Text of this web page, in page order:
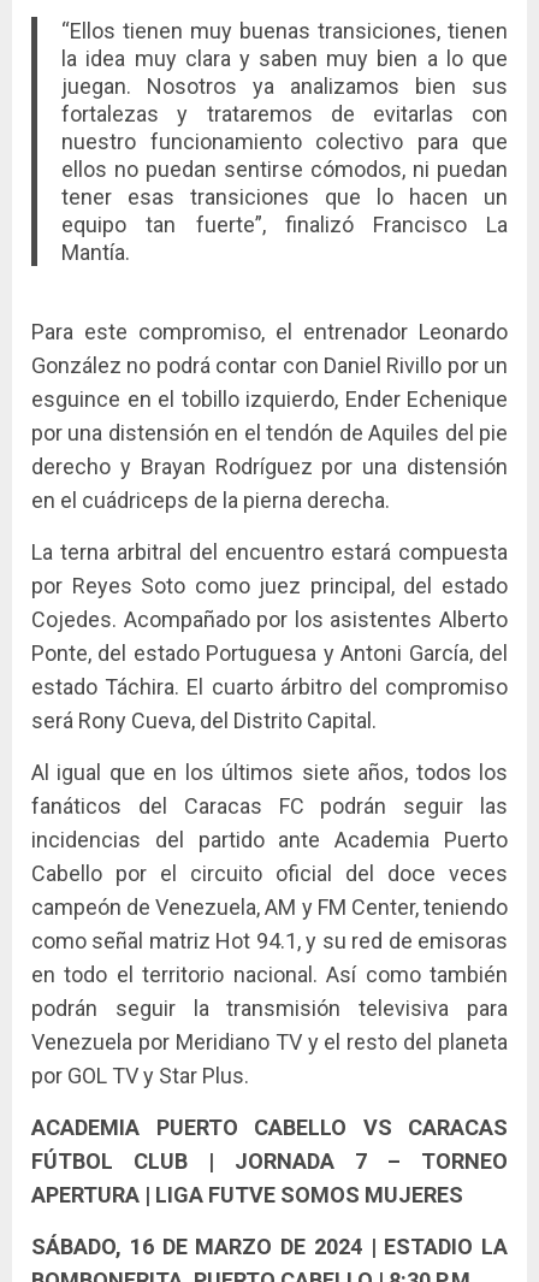
“Ellos tienen muy buenas transiciones, tienen
la idea muy clara y saben muy bien a lo que
juegan. Nosotros ya analizamos bien sus
fortalezas y trataremos de evitarlas con
nuestro funcionamiento colectivo para que
ellos no puedan sentirse cómodos, ni puedan
tener esas transiciones que lo hacen un
equipo tan fuerte”, finalizó Francisco La
Mantía.
Para este compromiso, el entrenador Leonardo
González no podrá contar con Daniel Rivillo por un
esguince en el tobillo izquierdo, Ender Echenique
por una distensión en el tendón de Aquiles del pie
derecho y Brayan Rodríguez por una distensión
en el cuádriceps de la pierna derecha.
La terna arbitral del encuentro estará compuesta
por Reyes Soto como juez principal, del estado
Cojedes. Acompañado por los asistentes Alberto
Ponte, del estado Portuguesa y Antoni García, del
estado Táchira. El cuarto árbitro del compromiso
será Rony Cueva, del Distrito Capital.
Al igual que en los últimos siete años, todos los
fanáticos del Caracas FC podrán seguir las
incidencias del partido ante Academia Puerto
Cabello por el circuito oficial del doce veces
campeón de Venezuela, AM y FM Center, teniendo
como señal matriz Hot 94.1, y su red de emisoras
en todo el territorio nacional. Así como también
podrán seguir la transmisión televisiva para
Venezuela por Meridiano TV y el resto del planeta
por GOL TV y Star Plus.
ACADEMIA PUERTO CABELLO VS CARACAS
FÚTBOL CLUB | JORNADA 7 – TORNEO
APERTURA | LIGA FUTVE SOMOS MUJERES
SÁBADO, 16 DE MARZO DE 2024 | ESTADIO LA